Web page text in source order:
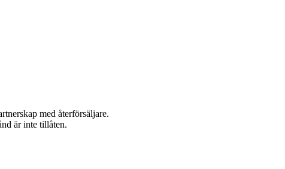
med återförsäljare.
är inte tillåten.